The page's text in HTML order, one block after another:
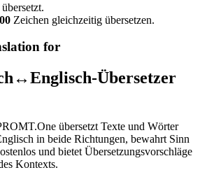
Zeichen gleichzeitig übersetzen.
for
Übersetzer
übersetzt Texte und Wörter
in beide Richtungen, bewahrt Sinn
und bietet Übersetzungsvorschläge
Kontexts.